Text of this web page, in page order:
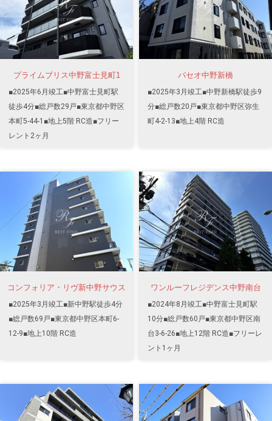
プライムブリス中野富士見町1
■2025年6月竣工■中野富士見町駅
徒歩4分■総戸数29戸■東京都中野区
本町5-44-1■地上5階 RC造■フリー
レント2ヶ月
パセオ中野新橋
■2025年3月竣工■中野新橋駅徒歩9
分■総戸数20戸■東京都中野区弥生
町4-2-13■地上4階 RC造
コンフォリア・リヴ新中野サウス
■2025年3月竣工■新中野駅徒歩4分
■総戸数69戸■東京都中野区本町6-
12-9■地上10階 RC造
ワンルーフレジデンス中野南台
■2024年8月竣工■中野富士見町駅
10分■総戸数60戸■東京都中野区南
台3-6-26■地上12階 RC造■フリーレ
ント1ヶ月